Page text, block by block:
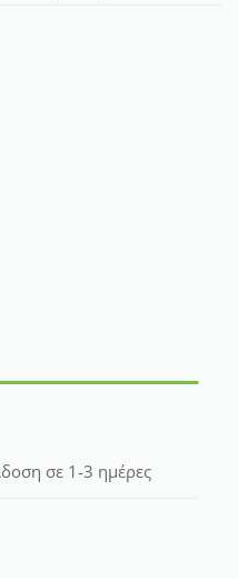
σε 1-3 ημέρες